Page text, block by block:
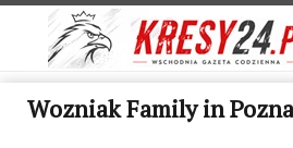
Wozniak Family in